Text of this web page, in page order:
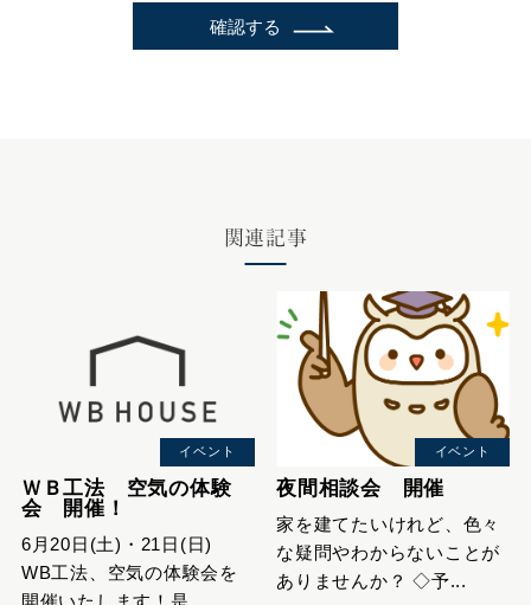
確認する
関連記事
イベント
ＷＢ工法 空気の体験
会 開催！
6月20日(土)・21日(日)
WB工法、空気の体験会を
イベント
夜間相談会 開催
家を建てたいけれど、色々
な疑問やわからないことが
ありませんか？ ◇予...